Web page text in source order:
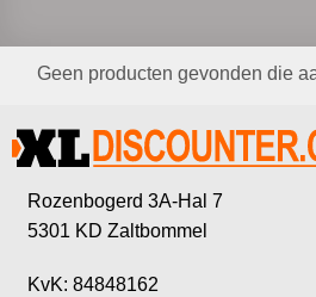
Geen producten gevonden die
Rozenbogerd 3A-Hal 7
5301 KD Zaltbommel
KvK: 84848162